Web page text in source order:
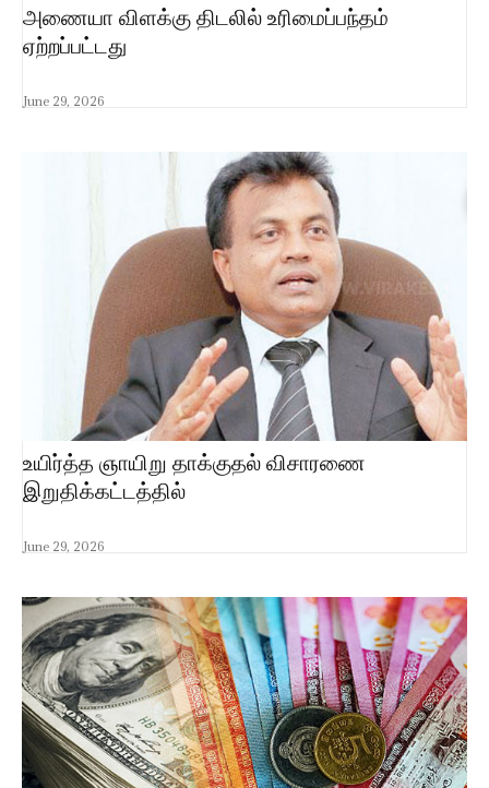
அணையா விளக்கு திடலில் உரிமைப்பந்தம்
ஏற்றப்பட்டது
June 29, 2026
உயிர்த்த ஞாயிறு தாக்குதல் விசாரணை
இறுதிக்கட்டத்தில்
June 29, 2026